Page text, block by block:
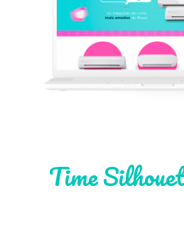
Time
Léia Pastori
Thiara Ney